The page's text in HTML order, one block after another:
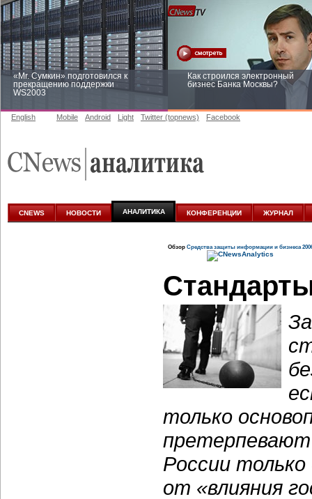
«Mr. Сумкин» подготовился к
прекращению поддержки
WS2003
Как строился электронный
бизнес Банка Москвы?
аналитике
English Mobile Android Light Twitter (topnews) Facebook
CNEWS НОВОСТИ АНАЛИТИКА КОНФЕРЕНЦИИ ЖУРНАЛ
Обзор Средства защиты информации и бизнеса
только
России только
от «влияния